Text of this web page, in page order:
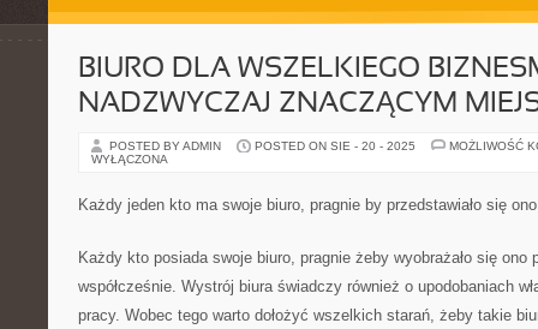
BIURO DLA WSZELKIEGO
NADZWYCZAJ ZNACZĄCYM
POSTED BY ADMIN POSTED ON SIE - 20 - 2025
MOŻLIWOŚĆ
WYŁĄCZONA
Każdy jeden kto ma swoje biuro, pragnie by przedstawiało się
Każdy kto posiada swoje biuro, pragnie żeby wyobrażało się ono
współcześnie. Wystrój biura świadczy również o upodobaniach
pracy. Wobec tego warto dołożyć wszelkich starań, żeby takie